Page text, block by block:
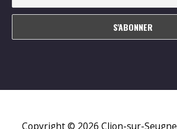
Copyright © 2026 Clion-sur-Seugne